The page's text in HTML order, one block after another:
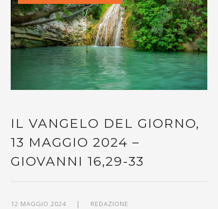
IL VANGELO DEL GIORNO,
13 MAGGIO 2024 –
GIOVANNI 16,29-33
12 MAGGIO 2024 REDAZIONE